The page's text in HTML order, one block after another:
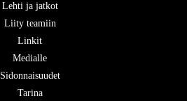
Lehti ja jatkot
Liity teamiin
Linkit
Medialle
Sidonnaisuudet
Tarina